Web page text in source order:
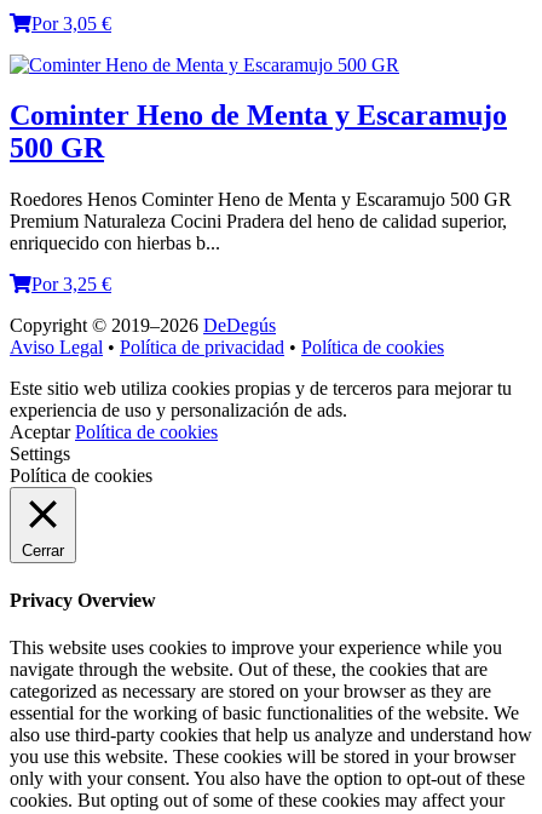
Por 3,05 €
Cominter Heno de Menta y Escaramujo
500 GR
Roedores Henos Cominter Heno de Menta y Escaramujo 500 GR
Premium Naturaleza Cocini Pradera del heno de calidad superior,
enriquecido con hierbas b...
Por 3,25 €
Copyright © 2019–2026 DeDegús
Aviso Legal • Política de privacidad • Política de cookies
Este sitio web utiliza cookies propias y de terceros para mejorar tu
experiencia de uso y personalización de ads.
Aceptar Política de cookies
Settings
Política de cookies
Cerrar
Privacy Overview
This website uses cookies to improve your experience while you
navigate through the website. Out of these, the cookies that are
categorized as necessary are stored on your browser as they are
essential for the working of basic functionalities of the website. We
also use third-party cookies that help us analyze and understand how
you use this website. These cookies will be stored in your browser
only with your consent. You also have the option to opt-out of these
cookies. But opting out of some of these cookies may affect your